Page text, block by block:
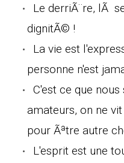
Le derriÃ¨re, lÃ
dignitÃ© !
La vie est
personne n'est
C'est ce que
amateurs, on ne
pour Ãªtre autre
L'esprit est une